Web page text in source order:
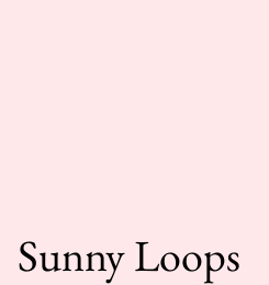
Sunny Loops